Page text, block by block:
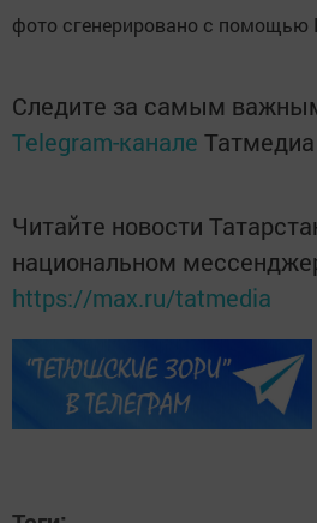
фото сгенерировано с помощью
Следите за самым
Telegram-канале Татмедиа
Читайте новости
национальном
https://max.ru/tatmedia